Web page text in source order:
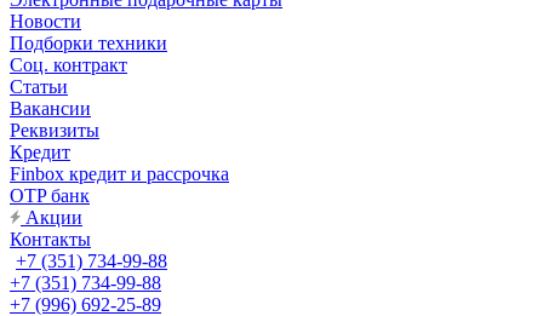
Новости
Подборки техники
Соц. контракт
Статьи
Вакансии
Реквизиты
Кредит
Finbox кредит и рассрочка
OTP банк
Акции
Контакты
+7 (351) 734-99-88
+7 (351) 734-99-88
+7 (996) 692-25-89